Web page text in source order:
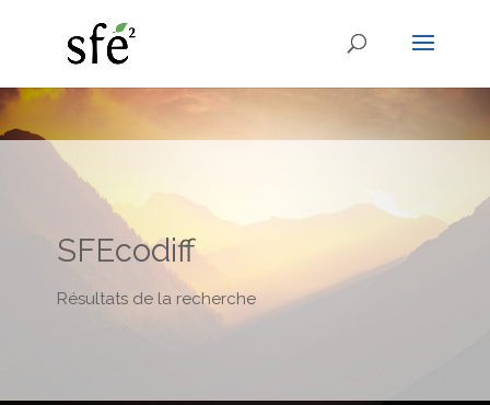
SFEcodiff
Résultats de la recherche